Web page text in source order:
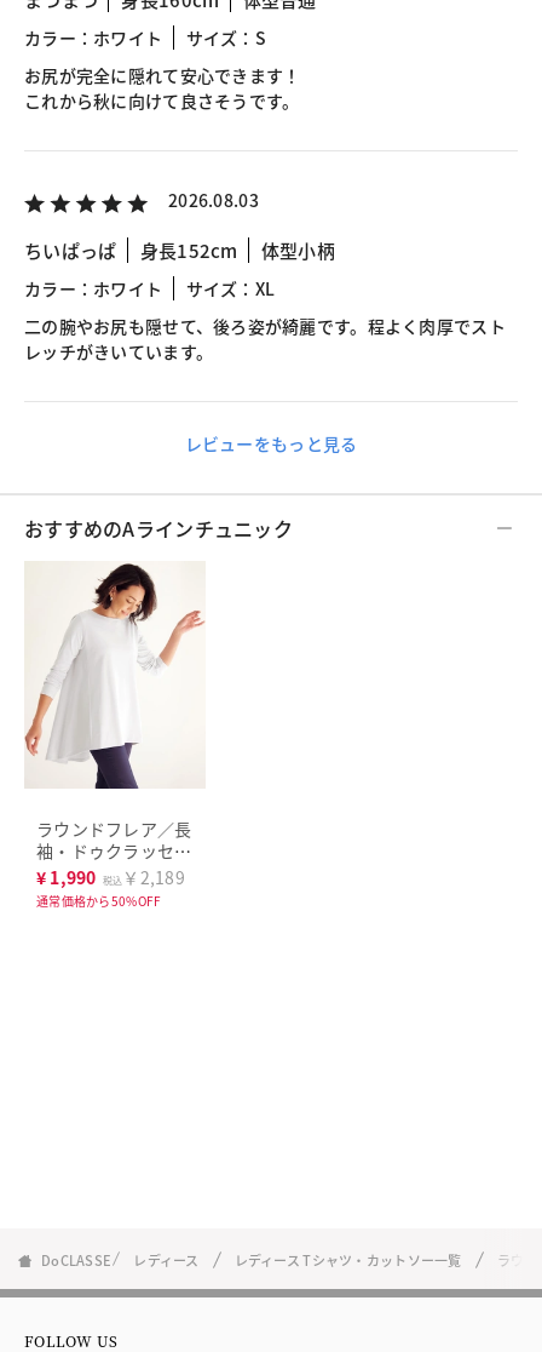
カラー：ホワイト
サイズ：S
お尻が完全に隠れて安心できます！
これから秋に向けて良さそうです。
2026.08.03
ちいぱっぱ 身長152cm 体型小柄
カラー：ホワイト
サイズ：XL
二の腕やお尻も隠せて、後ろ姿が綺麗です。程よく肉厚でスト
レッチがきいています。
レビューをもっと見る
おすすめのAラインチュニック
ラウンドフレア／長
袖・ドゥクラッセT
シャツ
¥ 1,990 税込 ￥2,189
通常価格から50%OFF
DoCLASSE レディース レディース Tシャツ・カットソー一覧 ラウ
FOLLOW US